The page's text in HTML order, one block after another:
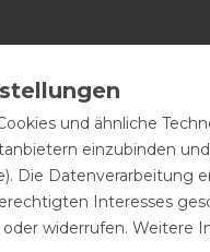
Shirt für Damen
Die funktionale 4
kann das Shirt
und ähnliche
einzubinden
Die Datenverarbeitung
Interesses
widerrufen. Weitere